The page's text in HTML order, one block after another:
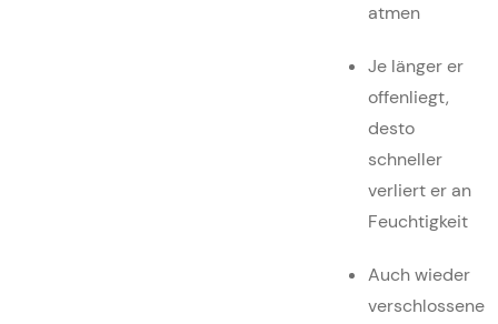
atmen
Je länger er
offenliegt,
desto
schneller
verliert er an
Feuchtigkeit
Auch wieder
verschlossene